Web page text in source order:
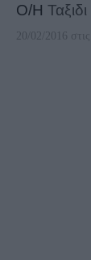
Ο/Η Ταξιδι
20/02/2016